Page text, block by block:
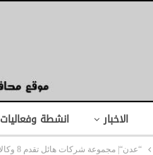
الاخبار انشطة وفعاليات
“عدن“| مجموعة شركات هائل تقدم 8 وكالات استيراد للانتقالي.. وتحذر من وصول الدقيق لـ100 ألف مع نفاد البضائع..!